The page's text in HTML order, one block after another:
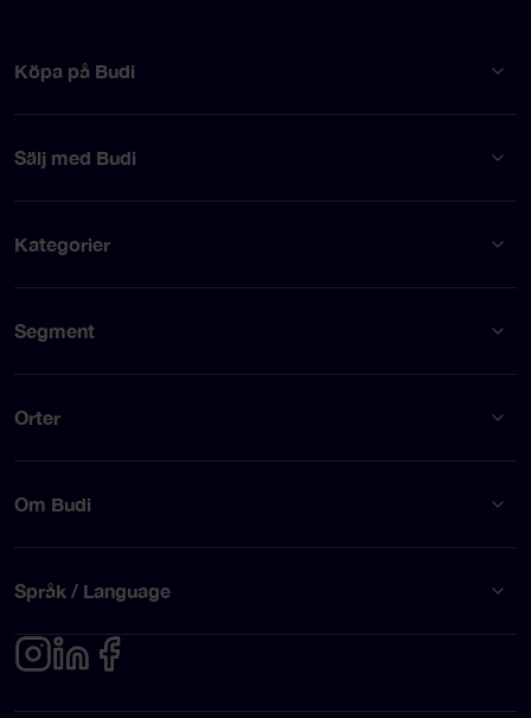
Köpa på Budi
Sälj med Budi
Kategorier
Segment
Orter
Om Budi
Språk / Language